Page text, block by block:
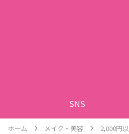
SNS
ホーム メイク・美容 2,000円